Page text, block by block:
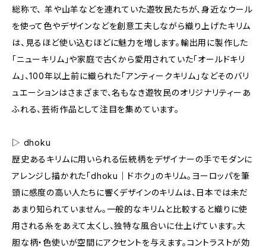
総称で、 羊や山羊などを連れていた遊牧民たちが、身近なウール
を使って色やデザインなどを創意工夫しながら織り上げたキリム
は、見るほど使い込むほどに魅力を増します。輸出用に製作した
「ニューキリム」や家庭で古くから愛用されていた「オールドキリ
ム」、100年以上前に織られた「アンティークキリム」などそのバリ
ュエーションはさまざまで、名もなき遊牧民のオリジナリティーあ
ふれる、芸術作品として注目を集めています。
▷ dhoku
歴史あるキリムに用いられる伝統柄をデザイナーの手でモダンに
アレンジし描かれた「dhoku｜ドホク」のキリム。ヨーロッパを筆
頭に感度の高い人たちに響くデザインのキリムは、日本では未だ
あまり知られていません。一般的なキリムと比較すると織りに使
用される糸をあえて太くし、独特な風合いに仕上げています。大
胆な柄・色使いが空間にアクセントを与えます。コントラストが効